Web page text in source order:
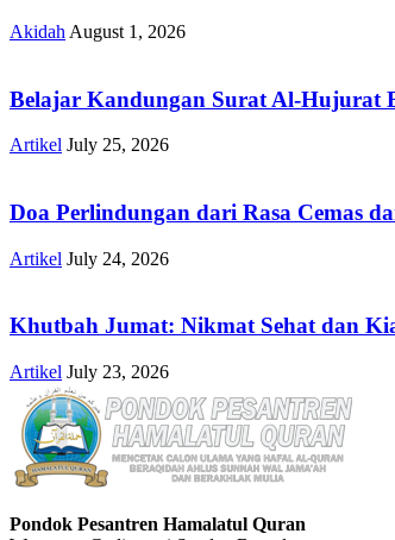
Akidah August 1, 2026
Belajar Kandungan Surat Al-Hujurat
Artikel July 25, 2026
Doa Perlindungan dari Rasa Cemas
Artikel July 24, 2026
Khutbah Jumat: Nikmat Sehat dan
Artikel July 23, 2026
Pondok Pesantren Hamalatul Quran